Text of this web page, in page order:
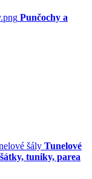
Punčochy a
Tunelové
tuniky, parea